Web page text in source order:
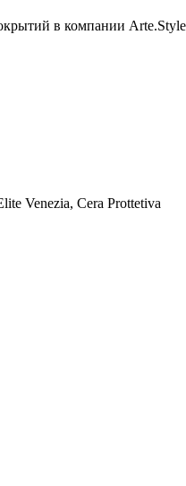
в компании
Venezia, Cera Prottetiva